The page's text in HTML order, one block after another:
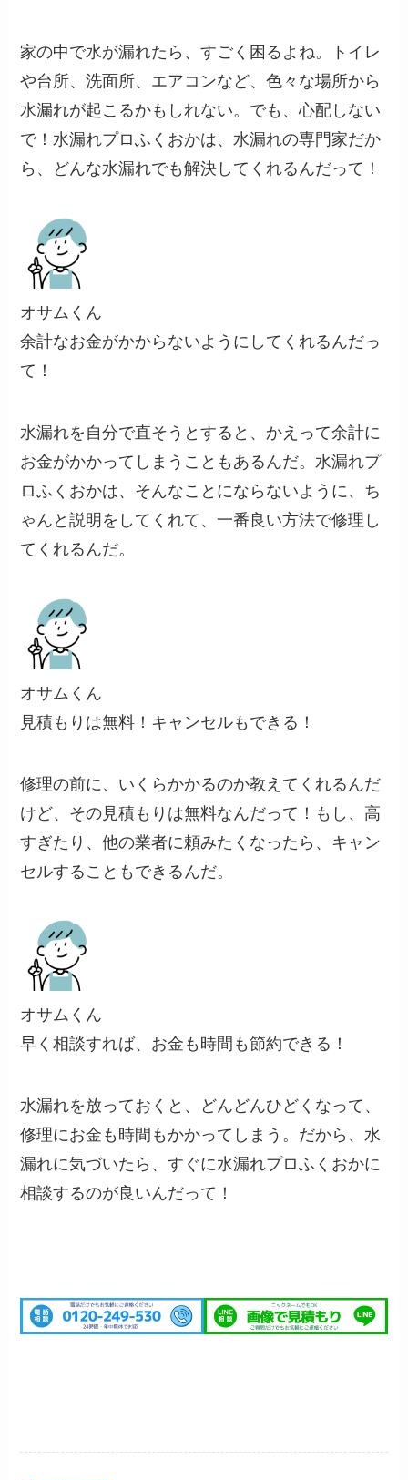
家の中で水が漏れたら、すごく困るよね。トイレ
や台所、洗面所、エアコンなど、色々な場所から
水漏れが起こるかもしれない。でも、心配しない
で！水漏れプロふくおかは、水漏れの専門家だか
ら、どんな水漏れでも解決してくれるんだって！
オサムくん
余計なお金がかからないようにしてくれるんだっ
て！
水漏れを自分で直そうとすると、かえって余計に
お金がかかってしまうこともあるんだ。水漏れプ
ロふくおかは、そんなことにならないように、ち
ゃんと説明をしてくれて、一番良い方法で修理し
てくれるんだ。
オサムくん
見積もりは無料！キャンセルもできる！
修理の前に、いくらかかるのか教えてくれるんだ
けど、その見積もりは無料なんだって！もし、高
すぎたり、他の業者に頼みたくなったら、キャン
セルすることもできるんだ。
オサムくん
早く相談すれば、お金も時間も節約できる！
水漏れを放っておくと、どんどんひどくなって、
修理にお金も時間もかかってしまう。だから、水
漏れに気づいたら、すぐに水漏れプロふくおかに
相談するのが良いんだって！